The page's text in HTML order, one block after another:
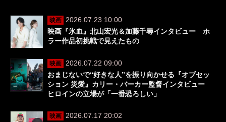
映画
2026.07.23 10:00
映画『氷血』北山宏光＆加藤千尋インタビュー ホ
ラー作品初挑戦で見えたもの
映画
2026.07.22 09:00
おまじないで“好きな人”を振り向かせる『オブセッ
ション 災愛』カリー・バーカー監督インタビュー
ヒロインの立場が「一番恐ろしい」
映画
2026.07.17 20:02